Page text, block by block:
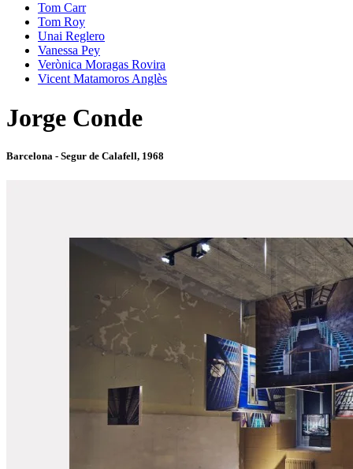
Tom Carr
Tom Roy
Unai Reglero
Vanessa Pey
Verònica Moragas Rovira
Vicent Matamoros Anglès
Jorge Conde
Barcelona - Segur de Calafell, 1968